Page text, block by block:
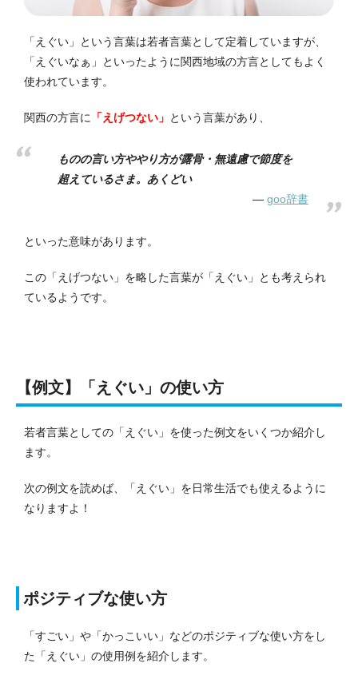
「えぐい」という言葉は若者言葉として定着していますが、
「えぐいなぁ」といったように関西地域の方言としてもよく
使われています。
関西の方言に 「えげつない」 という言葉があり、
ものの言い方ややり方が露骨・無遠慮で節度を
超えているさま。あくどい
goo辞書
といった意味があります。
この「えげつない」を略した言葉が「えぐい」とも考えられ
ているようです。
【例文】「えぐい」の使い方
若者言葉としての「えぐい」を使った例文をいくつか紹介し
ます。
次の例文を読めば、「えぐい」を日常生活でも使えるように
なりますよ！
ポジティブな使い方
「すごい」や「かっこいい」などのポジティブな使い方をし
た「えぐい」の使用例を紹介します。